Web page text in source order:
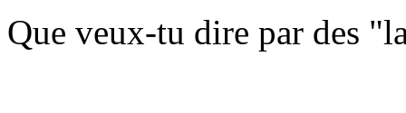
Que veux-tu dire par des